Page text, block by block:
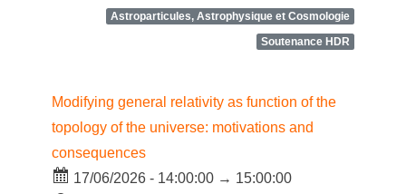
Astroparticules, Astrophysique et Cosmologie
Soutenance HDR
Modifying general relativity as function of the
topology of the universe: motivations and
consequences
17/06/2026 - 14:00:00 → 15:00:00